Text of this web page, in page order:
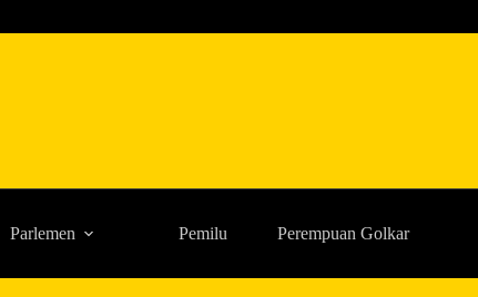
Parlemen Pemilu Perempuan Golkar